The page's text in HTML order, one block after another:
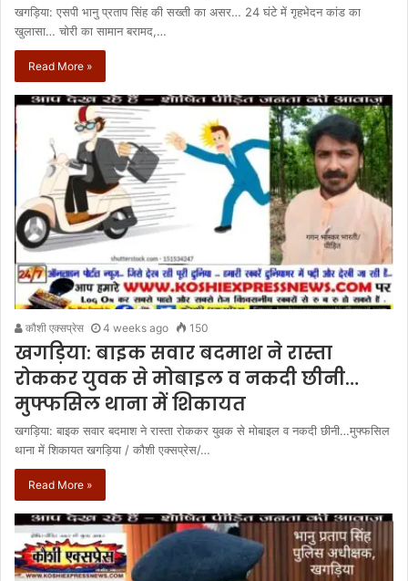
खगड़िया: एसपी भानु प्रताप सिंह की सख्ती का असर… 24 घंटे में गृहभेदन कांड का
खुलासा… चोरी का सामान बरामद,…
Read More »
कौशी एक्सप्रेस 4 weeks ago 150
खगड़िया: बाइक सवार बदमाश ने रास्ता
रोककर युवक से मोबाइल व नकदी छीनी…
मुफ्फसिल थाना में शिकायत
खगड़िया: बाइक सवार बदमाश ने रास्ता रोककर युवक से मोबाइल व नकदी छीनी…मुफ्फसिल
थाना में शिकायत खगड़िया / कौशी एक्सप्रेस/…
Read More »